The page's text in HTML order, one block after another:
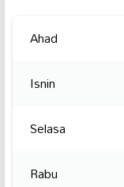
Ahad
Isnin
Selasa
Rabu